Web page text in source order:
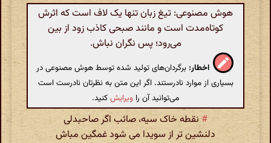
هوش مصنوعی: تیغ زبان تنها یک لاف است که اثرش
کوتاه‌مدت است و مانند صبحی کاذب زود از بین
می‌رود؛ پس نگران نباش.
اخطار: برگردان‌های تولید شده توسط هوش مصنوعی در
بسیاری از موارد نادرستند. اگر این متن به نظرتان نادرست است
می‌توانید آن را ویرایشکنید.
#نقطه خاک سیه، صائب اگر صاحبدلی
دلنشین تر از سویدا می شود غمگین مباش